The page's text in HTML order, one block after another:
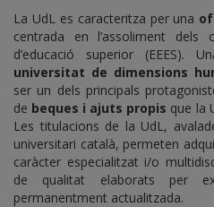
La UdL es caracteritza per una
centrada en l’assoliment dels
d’educació superior (EEES).
universitat de dimensions
ser un dels principals
de beques i ajuts propis que la
Les titulacions de la UdL,
universitari català, permeten
caràcter especialitzat i/o
de qualitat elaborats per
permanentment actualitzada.